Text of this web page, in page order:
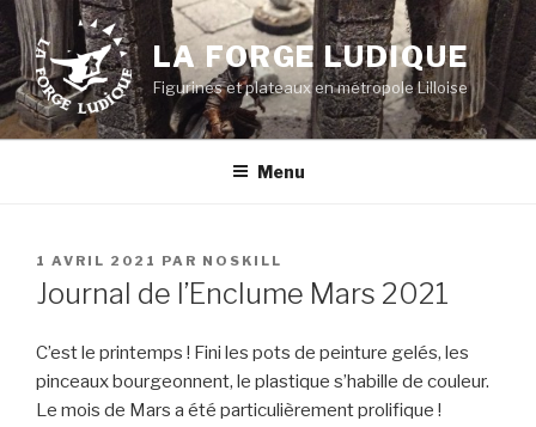
Aller
contenu
principal
LA FORGE LUDIQUE
Figurines et plateaux en métropole Lilloise
Menu
PUBLIÉ
LE
1 AVRIL 2021 PAR NOSKILL
Journal de l’Enclume Mars 2021
C’est le printemps ! Fini les pots de peinture gelés, les
pinceaux bourgeonnent, le plastique s’habille de couleur.
Le mois de Mars a été particulièrement prolifique !